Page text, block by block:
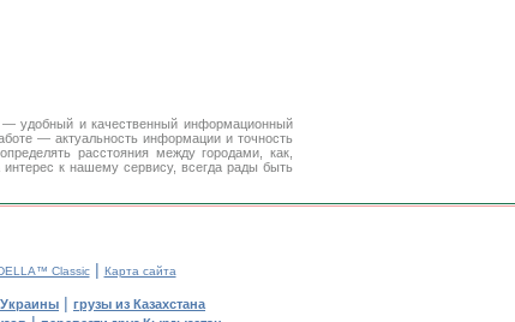
удобный и качественный информационный
— актуальность информации и точность
расстояния между городами, как,
к нашему сервису, всегда рады быть
Classic| Карта сайта
Украины | грузы из Казахстана